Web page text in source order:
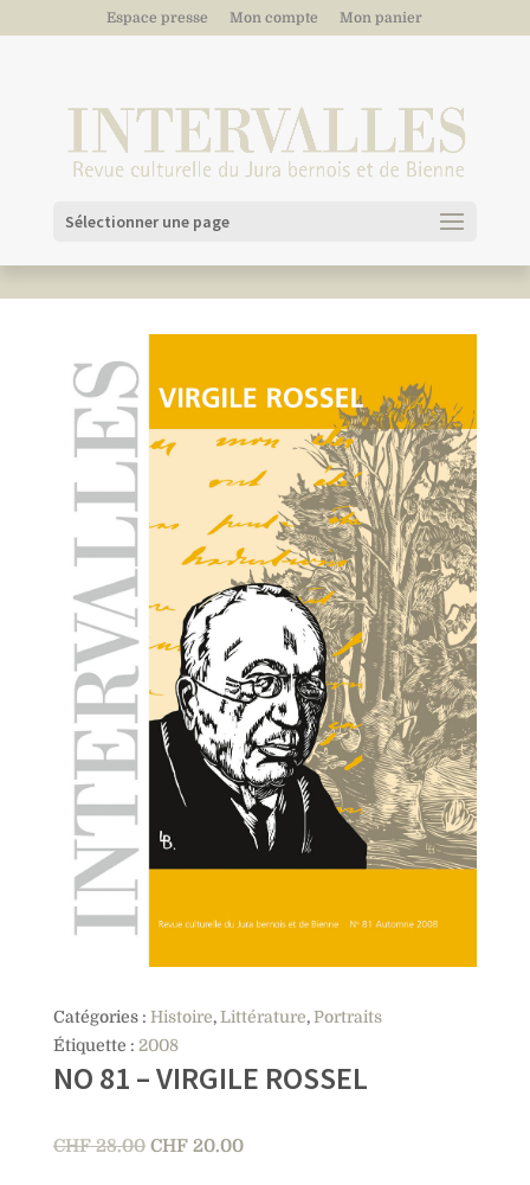
Espace presse Mon compte Mon panier
Sélectionner une page
Catégories : Histoire,Littérature,Portraits
Étiquette : 2008
NO 81 – VIRGILE ROSSEL
CHF28.00 Le
CHF20.00Le